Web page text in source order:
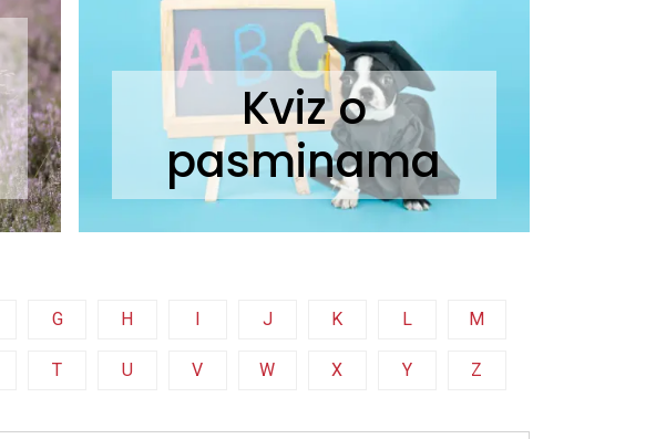
Kviz o
pasminama
G H I J K L M
T U V W X Y Z